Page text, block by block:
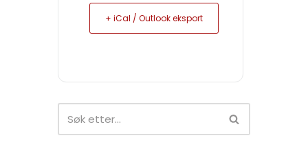
+ iCal / Outlook eksport